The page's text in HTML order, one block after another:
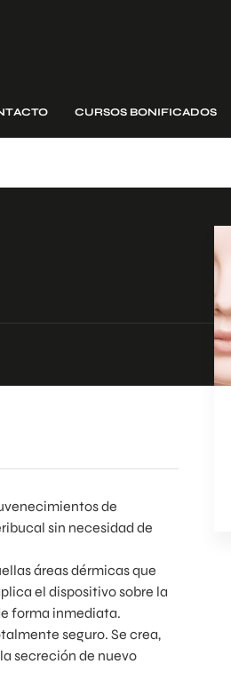
CURSOS BONIFICADOS
de
sin necesidad de
áreas dérmicas que
el dispositivo sobre la
forma inmediata.
seguro. Se crea,
secreción de nuevo